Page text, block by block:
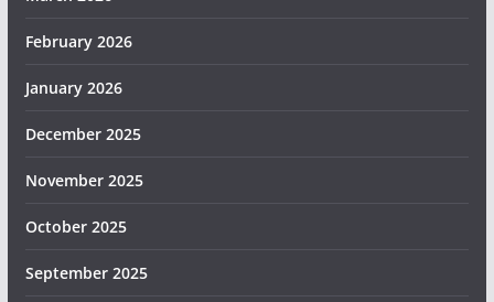
February 2026
January 2026
December 2025
November 2025
October 2025
September 2025